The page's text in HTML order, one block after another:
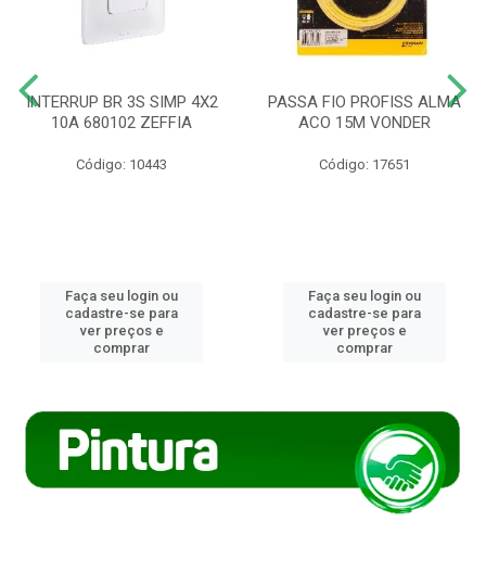
INTERRUP BR 3S SIMP 4X2
10A 680102 ZEFFIA
Código: 10443
Faça seu login ou
cadastre-se para
ver preços e
comprar
PASSA FIO PROFISS ALMA
ACO 15M VONDER
Código: 17651
Faça seu login ou
cadastre-se para
ver preços e
comprar